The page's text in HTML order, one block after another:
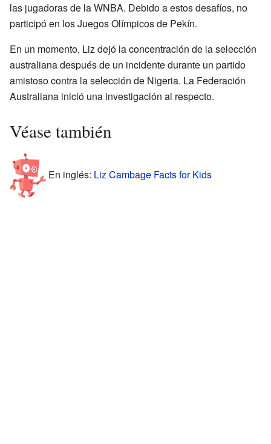
las jugadoras de la WNBA. Debido a estos desafíos, no
participó en los Juegos Olímpicos de Pekín.
En un momento, Liz dejó la concentración de la selección
australiana después de un incidente durante un partido
amistoso contra la selección de Nigeria. La Federación
Australiana inició una investigación al respecto.
Véase también
En inglés: Liz Cambage Facts for Kids